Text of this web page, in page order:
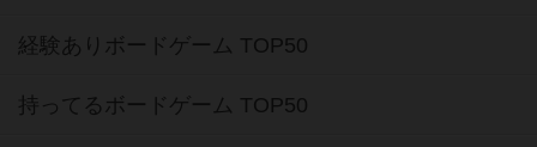
経験ありボードゲーム TOP50
持ってるボードゲーム TOP50